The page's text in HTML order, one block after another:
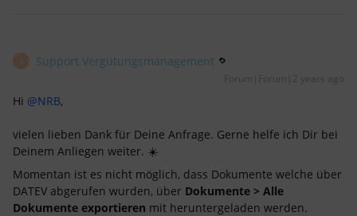
Support Vergütungsmanagement
Forum|Forum|2 years ago
Hi @NRB,
vielen lieben Dank für Deine Anfrage. Gerne helfe ich Dir bei
Deinem Anliegen weiter. ☀️
Momentan ist es nicht möglich, dass Dokumente welche über
DATEV abgerufen wurden, über Dokumente > Alle
Dokumente exportieren mit heruntergeladen werden.